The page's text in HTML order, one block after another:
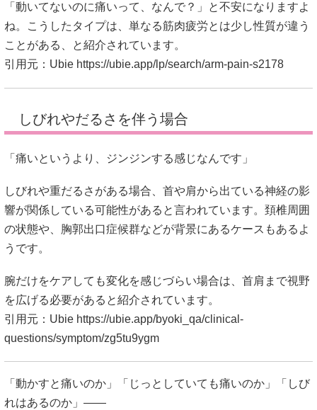
「動いてないのに痛いって、なんで？」と不安になりますよ
ね。こうしたタイプは、単なる筋肉疲労とは少し性質が違う
ことがある、と紹介されています。
引用元：Ubie https://ubie.app/lp/search/arm-pain-s2178
しびれやだるさを伴う場合
「痛いというより、ジンジンする感じなんです」
しびれや重だるさがある場合、首や肩から出ている神経の影
響が関係している可能性があると言われています。頚椎周囲
の状態や、胸郭出口症候群などが背景にあるケースもあるよ
うです。
腕だけをケアしても変化を感じづらい場合は、首肩まで視野
を広げる必要があると紹介されています。
引用元：Ubie https://ubie.app/byoki_qa/clinical-
questions/symptom/zg5tu9ygm
「動かすと痛いのか」「じっとしていても痛いのか」「しび
れはあるのか」――